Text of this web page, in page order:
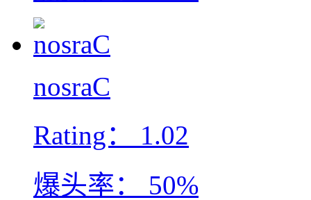
nosraC
Rating：
1.02
爆头率：
50%